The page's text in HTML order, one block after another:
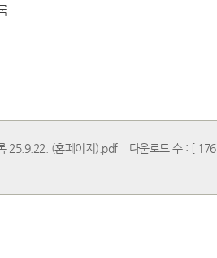
25.9.22. (홈페이지).pdf다운로드 수 : [ 176 ]